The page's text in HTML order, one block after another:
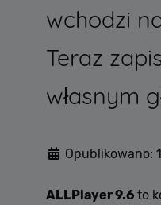
wchodzi
Teraz
własnym
Opublikowano:
ALLPlayer 9.6 to